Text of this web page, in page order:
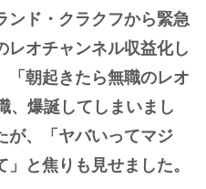
ンド・クラクフから緊急
レオチャンネル収益化し
「朝起きたら無職のレオ
、爆誕してしまいまし
が、「ヤバいってマジ
と焦りも見せました。